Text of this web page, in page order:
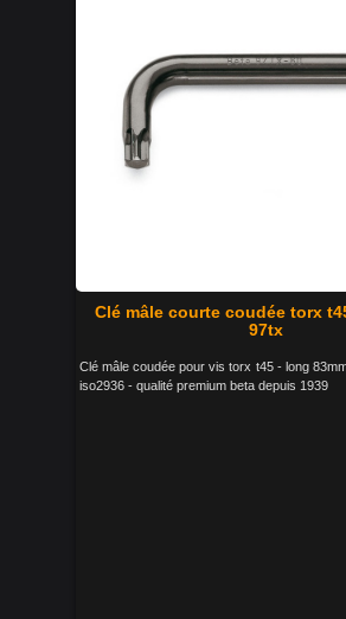
Clé mâle courte coudée torx
97tx
Clé mâle coudée pour vis torx t45 - long
iso2936 - qualité premium beta depuis 1939